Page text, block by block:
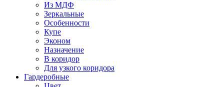
Из МДФ
Зеркальные
Особенности
Купе
Эконом
Назначение
В коридор
Для узкого коридора
Гардеробные